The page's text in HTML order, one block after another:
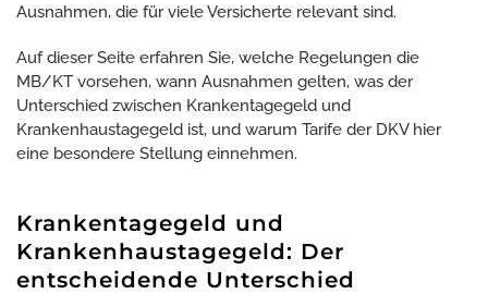
Ausnahmen, die für viele Versicherte relevant sind.
Auf dieser Seite erfahren Sie, welche Regelungen die
MB/KT vorsehen, wann Ausnahmen gelten, was der
Unterschied zwischen Krankentagegeld und
Krankenhaustagegeld ist, und warum Tarife der DKV hier
eine besondere Stellung einnehmen.
Krankentagegeld und
Krankenhaustagegeld: Der
entscheidende Unterschied